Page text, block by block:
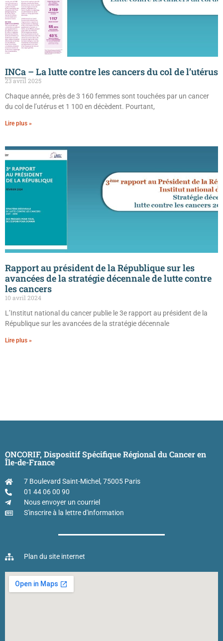
INCa – La lutte contre les cancers du col de l’utérus
23 avril 2025
Chaque année, près de 3 160 femmes sont touchées par un cancer
du col de l’utérus et 1 100 en décèdent. Pourtant,
Lire plus »
Rapport au président de la République sur les
avancées de la stratégie décennale de lutte contre
les cancers
10 avril 2024
L’Institut national du cancer publie le 3e rapport au président de la
République sur les avancées de la stratégie décennale
Lire plus »
ONCORIF, Dispositif Spécifique Régional du Cancer en
Île-de-France
7 Boulevard Saint-Michel, 75005 Paris
01 44 06 00 90
Nous envoyer un courriel
S'inscrire à la lettre d'information
Plan du site internet